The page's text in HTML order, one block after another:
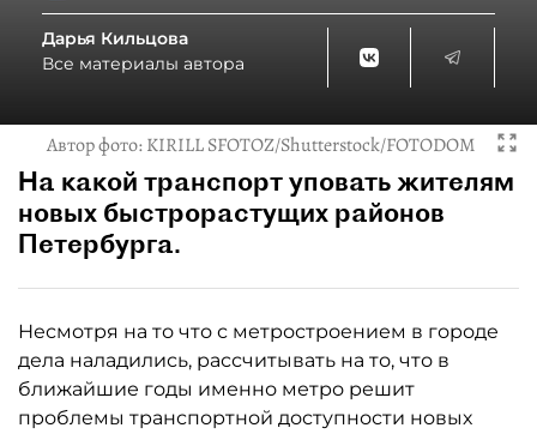
Дарья Кильцова
Все материалы автора
Автор фото:KIRILL SFOTOZ/Shutterstock/FOTODOM
На какой транспорт уповать жителям
новых быстрорастущих районов
Петербурга.
Несмотря на то что с метростроением в городе
дела наладились, рассчитывать на то, что в
ближайшие годы именно метро решит
проблемы транспортной доступности новых